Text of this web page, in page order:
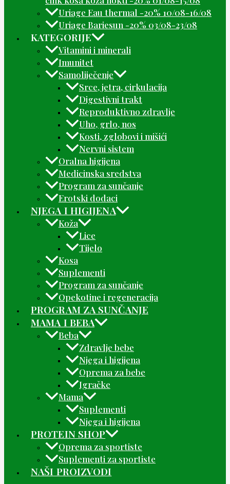
Uriage Eau thermal -20% 10/08-16/08
Uriage Bariesun -20% 03/08-23/08
KATEGORIJE
Vitamini i minerali
Imunitet
Samoliječenje
Srce, jetra, cirkulacija
Digestivni trakt
Reproduktivno zdravlje
Uho, grlo, nos
Kosti, zglobovi i mišići
Nervni sistem
Oralna higijena
Medicinska sredstva
Program za sunčanje
Erotski dodaci
NJEGA I HIGIJENA
Koža
Lice
Tijelo
Kosa
Suplementi
Program za sunčanje
Opekotine i regeneracija
PROGRAM ZA SUNČANJE
MAMA I BEBA
Beba
Zdravlje bebe
Njega i higijena
Oprema za bebe
Igračke
Mama
Suplementi
Njega i higijena
PROTEIN SHOP
Oprema za sportiste
Suplementi za sportiste
NAŠI PROIZVODI